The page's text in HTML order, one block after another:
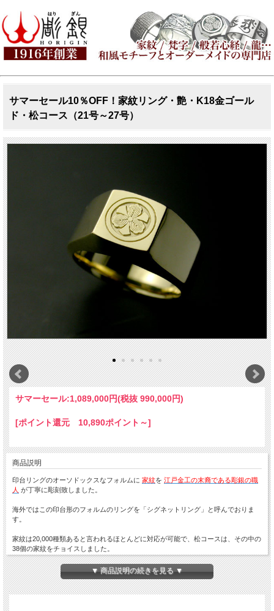
サマーセール10％OFF！家紋リング・艶・K18金ゴール
ド・松コース（21号～27号）
サマーセール:1,089,000円(税抜 990,000円)
[ポイント還元 10,890ポイント～]
商品説明
印台リングのオーソドックスなフォルムに 家紋を 江戸金工の末裔である彫銀の職
人 が丁寧に彫刻致しました。
海外ではこの印台形のフォルムのリングを「シグネットリング」と呼んでおりま
す。
家紋は20,000種類あると言われるほとんどに対応が可能で、松コースは、その中の
38個の家紋をチョイスしました。
メンズサイズとレディースサイズがありますのでマリッジリングやペアリングとし
ても大変お勧めです。
▼ 商品説明の続きを見る ▼